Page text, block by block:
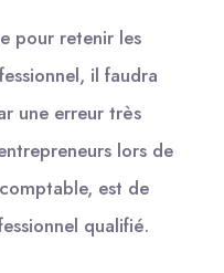
pour retenir les
il faudra
une erreur très
lors de
est de
qualifié.